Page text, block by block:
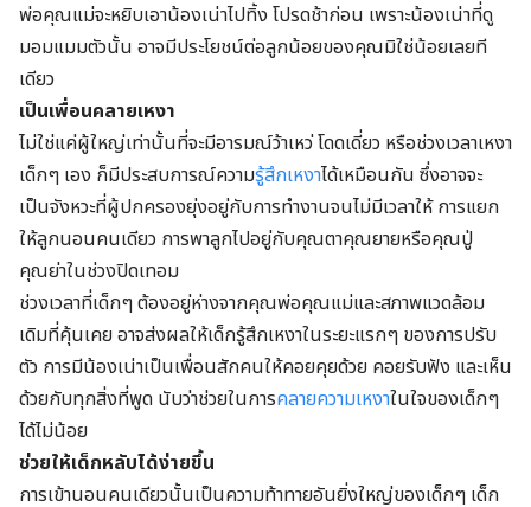
พ่อคุณแม่จะหยิบเอาน้องเน่าไปทิ้ง โปรดช้าก่อน เพราะน้องเน่าที่ดู
มอมแมมตัวนั้น อาจมีประโยชน์ต่อลูกน้อยของคุณมิใช่น้อยเลยที
เดียว
เป็นเพื่อนคลายเหงา
ไม่ใช่แค่ผู้ใหญ่เท่านั้นที่จะมีอารมณ์ว้าเหว่ โดดเดี่ยว หรือช่วงเวลาเหงา
เด็กๆ เอง ก็มีประสบการณ์ความรู้สึกเหงาได้เหมือนกัน ซึ่งอาจจะ
เป็นจังหวะที่ผู้ปกครองยุ่งอยู่กับการทำงานจนไม่มีเวลาให้ การแยก
ให้ลูกนอนคนเดียว การพาลูกไปอยู่กับคุณตาคุณยายหรือคุณปู่
คุณย่าในช่วงปิดเทอม
ช่วงเวลาที่เด็กๆ ต้องอยู่ห่างจากคุณพ่อคุณแม่และสภาพแวดล้อม
เดิมที่คุ้นเคย อาจส่งผลให้เด็กรู้สึกเหงาในระยะแรกๆ ของการปรับ
ตัว การมีน้องเน่าเป็นเพื่อนสักคนให้คอยคุยด้วย คอยรับฟัง และเห็น
ด้วยกับทุกสิ่งที่พูด นับว่าช่วยในการคลายความเหงาในใจของเด็กๆ
ได้ไม่น้อย
ช่วยให้เด็กหลับได้ง่ายขึ้น
การเข้านอนคนเดียวนั้นเป็นความท้าทายอันยิ่งใหญ่ของเด็กๆ เด็ก